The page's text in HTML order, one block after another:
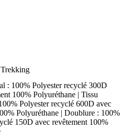
Trekking
: 100% Polyester recyclé 300D
100% Polyuréthane | Tissu
Polyester recyclé 600D avec
Polyuréthane | Doublure : 100%
150D avec revêtement 100%